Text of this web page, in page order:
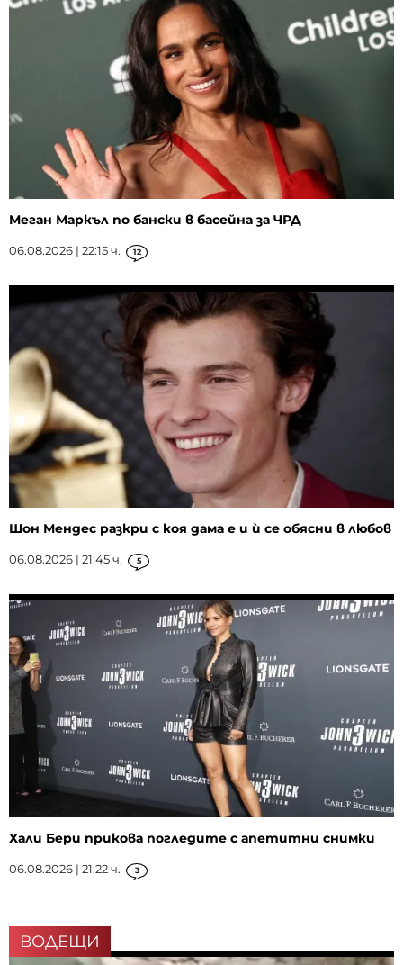
Меган Маркъл по бански в басейна за ЧРД
06.08.2026 | 22:15 ч. 12
Шон Мендес разкри с коя дама е и ѝ се обясни в любов
06.08.2026 | 21:45 ч. 5
Хали Бери прикова погледите с апетитни снимки
06.08.2026 | 21:22 ч. 3
ВОДЕЩИ